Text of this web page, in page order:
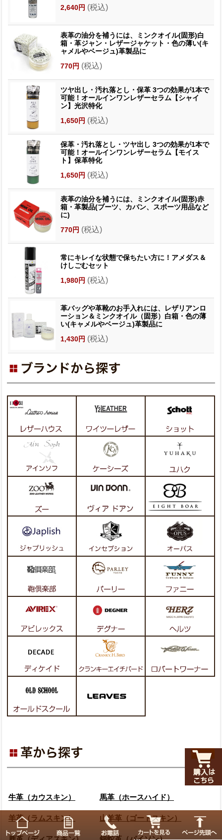
2,640円 (税込)
表革の油分を補うには、ミンクオイル(固形)白
箱・革ジャン・レザージャケット・色の薄い(キ
ャメルやベージュ)革製品に
770円 (税込)
ツヤ出し・汚れ落とし・保革 3つの効果が1本で
可能！オールインワンレザーセラム【シャイ
ン】光沢特化
1,650円 (税込)
保革・汚れ落とし・ツヤ出し 3つの効果が1本で
可能！オールインワンレザーセラム【モイス
ト】保革特化
1,650円 (税込)
表革の油分を補うには、ミンクオイル(固形)赤
箱・革製品(ブーツ、カバン、スポーツ用品など
に)
770円 (税込)
常にキレイな状態で保ちたい方に！アメダス＆
けしごむセット
1,980円 (税込)
革バッグや革靴のお手入れには、レザリアンロ
ーション＆ミンクオイル（固形）白箱・色の薄
い(キャメルやベージュ)革製品に
1,430円 (税込)